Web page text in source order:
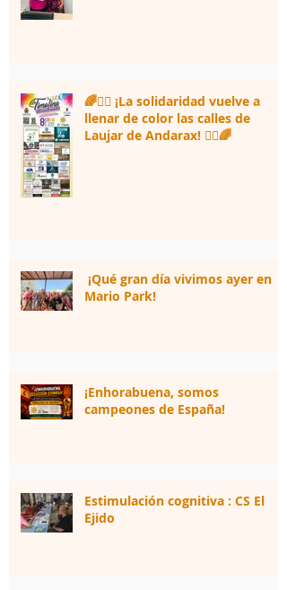
🌈🏃‍♀️ ¡La solidaridad vuelve a
llenar de color las calles de
Laujar de Andarax! 🏃‍♂️🌈
¡Qué gran día vivimos ayer en
Mario Park!
¡Enhorabuena, somos
campeones de España!
Estimulación cognitiva : CS El
Ejido